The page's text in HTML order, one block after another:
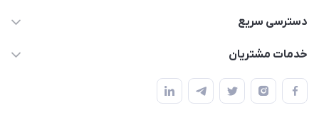
۰۲۱۰۰۰۰۰۰۰۰
دسترسی سریع
حساب کاربری
لیست محصولات
خدمات مشتریان
قوانین و مقررات
حریم خصوصی